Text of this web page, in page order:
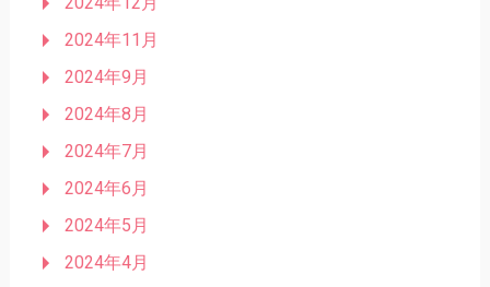
2024年11月
2024年9月
2024年8月
2024年7月
2024年6月
2024年5月
2024年4月